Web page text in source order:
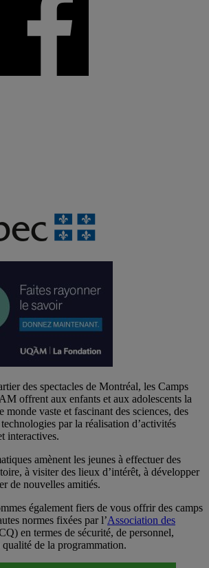
des spectacles de Montréal, les Camps
offrent aux enfants et aux adolescents la
monde vaste et fascinant des sciences, des
par la réalisation d’activités
interactives.
amènent les jeunes à effectuer des
à visiter des lieux d’intérêt, à développer
de nouvelles amitiés.
également fiers de vous offrir des camps
normes fixées par l’Association des
en termes de sécurité, de personnel,
qualité de la programmation.